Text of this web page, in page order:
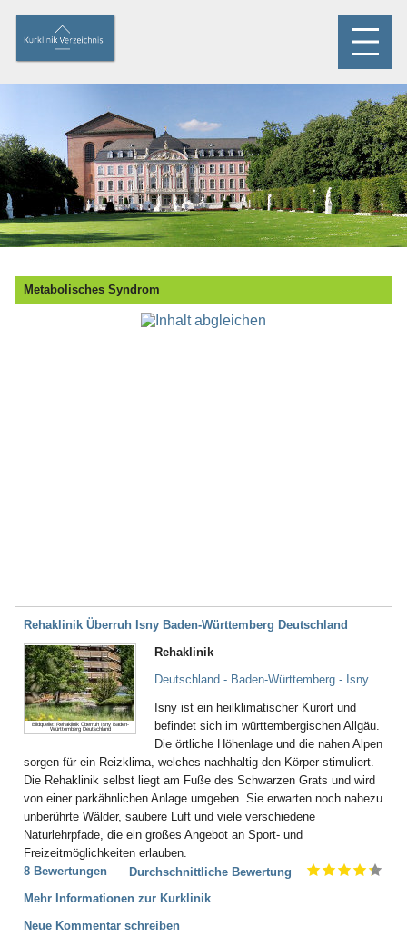
Metabolisches Syndrom
Rehaklinik Überruh Isny Baden-Württemberg Deutschland
Bildquelle: Rehaklinik Überruh Isny Baden-
Württemberg Deutschland
Rehaklinik
Deutschland - Baden-Württemberg - Isny
Isny ist ein heilklimatischer Kurort und
befindet sich im württembergischen Allgäu.
Die örtliche Höhenlage und die nahen Alpen
sorgen für ein Reizklima, welches nachhaltig den Körper stimuliert.
Die Rehaklinik selbst liegt am Fuße des Schwarzen Grats und wird
von einer parkähnlichen Anlage umgeben. Sie erwarten noch nahezu
unberührte Wälder, saubere Luft und viele verschiedene
Naturlehrpfade, die ein großes Angebot an Sport- und
Freizeitmöglichkeiten erlauben.
8 Bewertungen
Durchschnittliche Bewertung
Mehr Informationen zur Kurklinik
Neue Kommentar schreiben